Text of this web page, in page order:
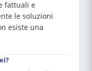
fattuali e
le soluzioni
esiste una